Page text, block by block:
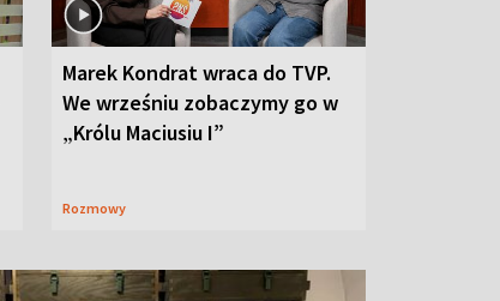
Marek Kondrat wraca do TVP.
We wrześniu zobaczymy go w
„Królu Maciusiu I”
Rozmowy